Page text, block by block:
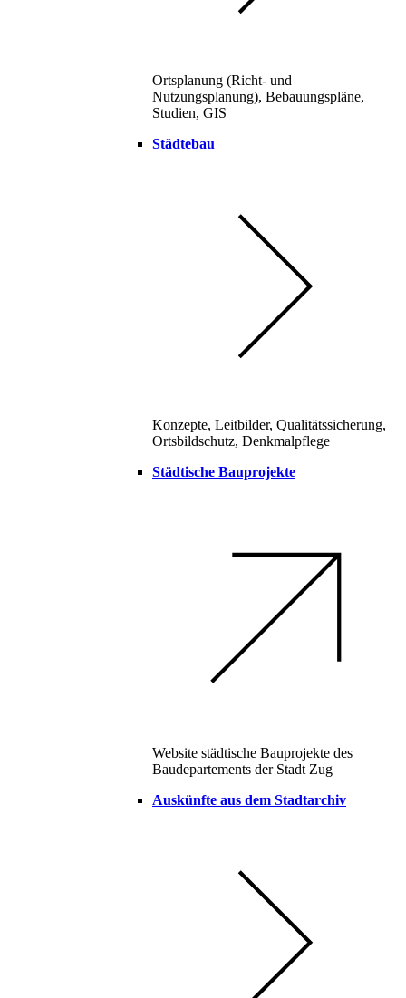
Ortsplanung (Richt- und
Nutzungsplanung), Bebauungspläne,
Studien, GIS
Städtebau
Konzepte, Leitbilder, Qualitätssicherung,
Ortsbildschutz, Denkmalpflege
Städtische Bauprojekte
Website städtische Bauprojekte des
Baudepartements der Stadt Zug
Auskünfte aus dem Stadtarchiv